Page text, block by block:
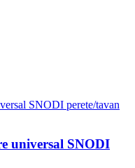
universal SNODI